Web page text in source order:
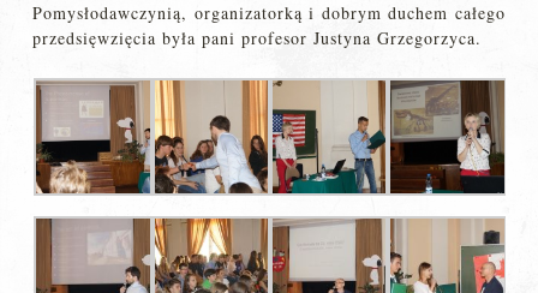
Pomysłodawczynią, organizatorką i dobrym duchem całego
przedsięwzięcia była pani profesor Justyna Grzegorzyca.